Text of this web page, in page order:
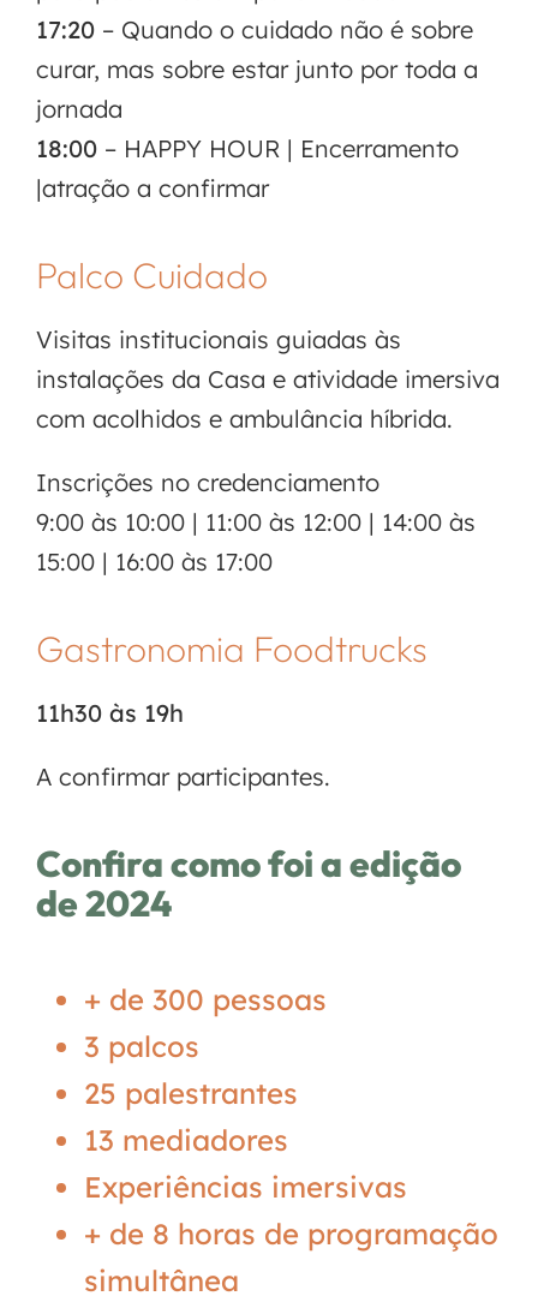
17:20 – Quando o cuidado não é sobre
curar, mas sobre estar junto por toda a
jornada
18:00 – HAPPY HOUR | Encerramento
|atração a confirmar
Palco Cuidado
Visitas institucionais guiadas às
instalações da Casa e atividade imersiva
com acolhidos e ambulância híbrida.
Inscrições no credenciamento
9:00 às 10:00 | 11:00 às 12:00 | 14:00 às
15:00 | 16:00 às 17:00
Gastronomia Foodtrucks
11h30 às 19h
A confirmar participantes.
Confira como foi a edição
de 2024
+ de 300 pessoas
3 palcos
25 palestrantes
13 mediadores
Experiências imersivas
+ de 8 horas de programação
simultânea